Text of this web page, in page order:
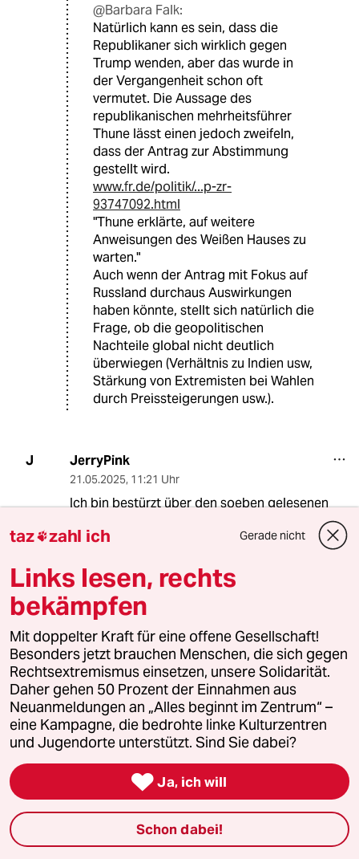
@Barbara Falk:
Natürlich kann es sein, dass die
Republikaner sich wirklich gegen
Trump wenden, aber das wurde in
der Vergangenheit schon oft
vermutet. Die Aussage des
republikanischen mehrheitsführer
Thune lässt einen jedoch zweifeln,
dass der Antrag zur Abstimmung
gestellt wird.
www.fr.de/politik/...p-zr-
93747092.html
"Thune erklärte, auf weitere
Anweisungen des Weißen Hauses zu
warten."
Auch wenn der Antrag mit Fokus auf
Russland durchaus Auswirkungen
haben könnte, stellt sich natürlich die
Frage, ob die geopolitischen
Nachteile global nicht deutlich
überwiegen (Verhältnis zu Indien usw,
Stärkung von Extremisten bei Wahlen
durch Preissteigerungen usw.).
J JerryPink
21.05.2025, 11:21 Uhr
Ich bin bestürzt über den soeben gelesenen
Kommentare.
verharmlosende Perspektive zum Umgang mit
Russland. Besonders problematisch ist die
Schlussfolgerung, nach etlichen
Sanktionspaketen nun Anreize statt Druck zu
erwägen. Diese Argumentation ignoriert, dass
Russland seine Aggression trotz
diplomatischer Bemühungen kontinuierlich
verschärft hat. Der Artikel lässt eine kritische
Auseinandersetzung mit Trumps
offensichtlicher Interessenpolitik vermissen.
Jegliche Nachsichtigkeit gegenüber Russland
ist brandgefährlich. Sanktionen wirken nur,
wenn sie konsequent umgesetzt werden -ein
Aspekt, der komplett fehlt. Die eigentliche
Frage ist nicht, ob wir zu "Anreizen" übergehen
sollten, sondern wie wir Sanktionen wirksamer
taz zahl ich Gerade nicht
Links lesen, rechts
bekämpfen
Mit doppelter Kraft für eine offene Gesellschaft!
Besonders jetzt brauchen Menschen, die sich gegen
Rechtsextremismus einsetzen, unsere Solidarität.
Daher gehen 50 Prozent der Einnahmen aus
Neuanmeldungen an „Alles beginnt im Zentrum“ –
eine Kampagne, die bedrohte linke Kulturzentren
und Jugendorte unterstützt. Sind Sie dabei?
 Ja, ich will
Schon dabei!